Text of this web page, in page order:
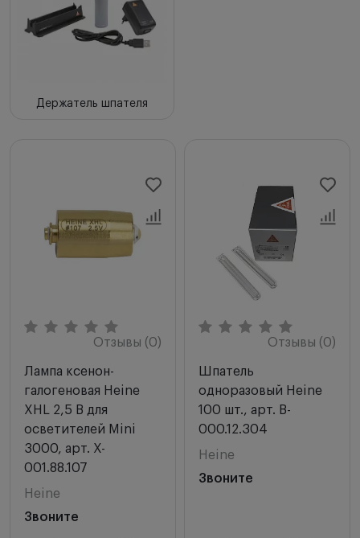
Держатель шпателя
Отзывы (0)
Лампа ксенон-
галогеновая Heine
XHL 2,5 В для
осветителей Mini
3000, арт. X-
001.88.107
Heine
Звоните
Отзывы (0)
Шпатель
одноразовый Heine
100 шт., арт. B-
000.12.304
Heine
Звоните